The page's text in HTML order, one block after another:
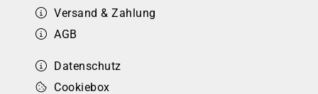
Versand & Zahlung
AGB
Datenschutz
Cookiebox